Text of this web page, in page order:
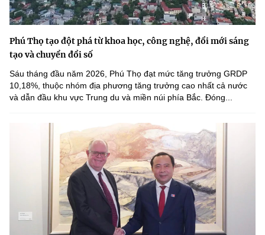
Phú Thọ tạo đột phá từ khoa học, công nghệ, đổi mới sáng
tạo và chuyển đổi số
Sáu tháng đầu năm 2026, Phú Thọ đạt mức tăng trưởng GRDP
10,18%, thuộc nhóm địa phương tăng trưởng cao nhất cả nước
và dẫn đầu khu vực Trung du và miền núi phía Bắc. Đóng...